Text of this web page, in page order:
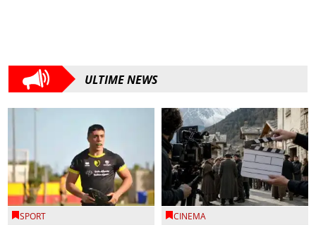
ULTIME NEWS
SPORT CINEMA